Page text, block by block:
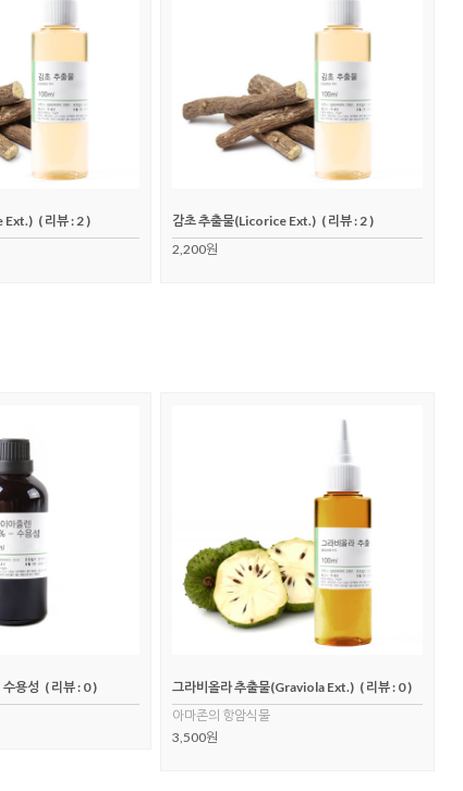
Ext.) ( 리뷰 : 2 )
감초 추출물(Licorice Ext.) ( 리뷰 : 2 )
2,200원
용성 ( 리뷰 : 0 )
그라비올라 추출물(Graviola Ext.) ( 리뷰 : 0 )
아마존의 항암식물
3,500원